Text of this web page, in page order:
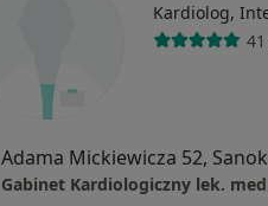
Kardiolog,
Adama Mickiewicza 52, Sanok
Gabinet Kardiologiczny lek.